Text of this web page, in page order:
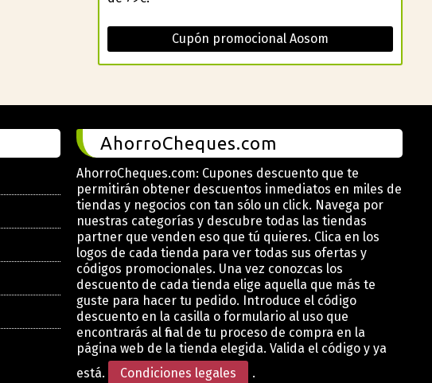
Cupón promocional Aosom
AhorroCheques.com
AhorroCheques.com: Cupones descuento que te
permitirán obtener descuentos inmediatos en miles de
tiendas y negocios con tan sólo un click. Navega por
nuestras categorías y descubre todas las tiendas
partner que venden eso que tú quieres. Clica en los
logos de cada tienda para ver todas sus ofertas y
códigos promocionales. Una vez conozcas los
descuento de cada tienda elige aquella que más te
guste para hacer tu pedido. Introduce el código
descuento en la casilla o formulario al uso que
encontrarás al final de tu proceso de compra en la
página web de la tienda elegida. Valida el código y ya
está.
Condiciones legales .